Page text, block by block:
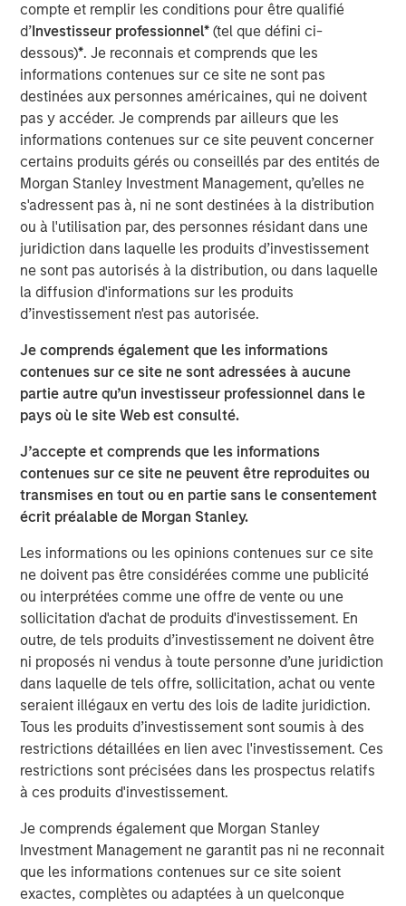
compte et remplir les conditions pour être qualifié
d’Investisseur professionnel*(tel que défini ci-
dessous)*. Je reconnais et comprends que les
informations contenues sur ce site ne sont pas
destinées aux personnes américaines, qui ne doivent
pas y accéder. Je comprends par ailleurs que les
informations contenues sur ce site peuvent concerner
certains produits gérés ou conseillés par des entités de
Morgan Stanley Investment Management, qu’elles ne
s'adressent pas à, ni ne sont destinées à la distribution
ou à l'utilisation par, des personnes résidant dans une
juridiction dans laquelle les produits d’investissement
ne sont pas autorisés à la distribution, ou dans laquelle
la diffusion d'informations sur les produits
d’investissement n'est pas autorisée.
Je comprends également que les informations
contenues sur ce site ne sont adressées à aucune
partie autre qu’un investisseur professionnel dans le
pays où le site Web est consulté.
J’accepte et comprends que les informations
contenues sur ce site ne peuvent être reproduites ou
transmises en tout ou en partie sans le consentement
écrit préalable de Morgan Stanley.
Les informations ou les opinions contenues sur ce site
ne doivent pas être considérées comme une publicité
ou interprétées comme une offre de vente ou une
sollicitation d'achat de produits d'investissement. En
outre, de tels produits d’investissement ne doivent être
ni proposés ni vendus à toute personne d’une juridiction
dans laquelle de tels offre, sollicitation, achat ou vente
seraient illégaux en vertu des lois de ladite juridiction.
Tous les produits d’investissement sont soumis à des
restrictions détaillées en lien avec l'investissement. Ces
restrictions sont précisées dans les prospectus relatifs
à ces produits d'investissement.
Je comprends également que Morgan Stanley
Investment Management ne garantit pas ni ne reconnait
que les informations contenues sur ce site soient
exactes, complètes ou adaptées à un quelconque
Commenting on the sales, Will Milam, Head of U.S.
Investments at Morgan Stanley Real Estate Investing,
said: “We are pleased with the successful development,
leasing and sale of these warehouse assets. With a
greater focus on supply chain resiliency, companies are
increasingly seeking to diversify where they manufacture
goods. One result has been a shift to manufacturing in
Mexico and a dramatic increase in imports into the United
States, which is propelling warehouse demand along the
U.S. southern border.”
MSREI commenced construction on the four warehouses
in 2022. The two El Paso properties total approximately
735,000 square feet and are located just three miles from
the Zaragoza Bridge Port of Entry, which facilitates
United States through Ciudad Juárez, Mexico, a top North
American manufacturing hub.
Similarly, the two Laredo properties, totaling
miles from the World Trade Bridge. Laredo’s primary
commercial border crossing, World Trade Bridge is the
number one overall trade port in the United States among
the nation’s 450 international gateways for trade.
Eastdil Secured and Newmark advised on the sale of the
El Paso and Laredo properties, respectively.
About Morgan Stanley Real Estate Investing
Morgan Stanley Real Estate Investing (MSREI) is the global
private real estate investment management business of
Morgan Stanley. One of the most active property
investors in the world for over three decades, MSREI
employs a patient, disciplined approach through global
value-add/opportunistic and regional core real estate
investment strategies. With 17 offices throughout the U.S.,
Europe and Asia, regional teams of dedicated real estate
professionals combine a unique global perspective with
local presence and significant transaction execution
expertise. MSREI currently manages $53 billion of gross
real estate assets worldwide on behalf of its clients.